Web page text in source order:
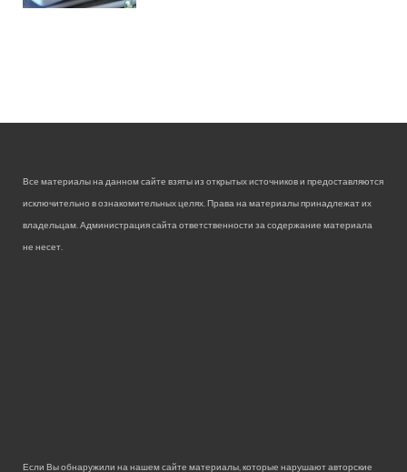
Все материалы на данном сайте взяты из открытых источников и предоставляются
исключительно в ознакомительных целях. Права на материалы принадлежат их
владельцам. Администрация сайта ответственности за содержание материала
не несет.
Если Вы обнаружили на нашем сайте материалы, которые нарушают авторские